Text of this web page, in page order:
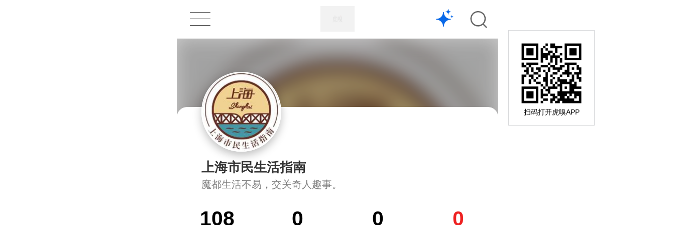
扫码打开虎嗅APP
上海市民生活指南
魔都生活不易，交关奇人趣事。
108 0 0 0